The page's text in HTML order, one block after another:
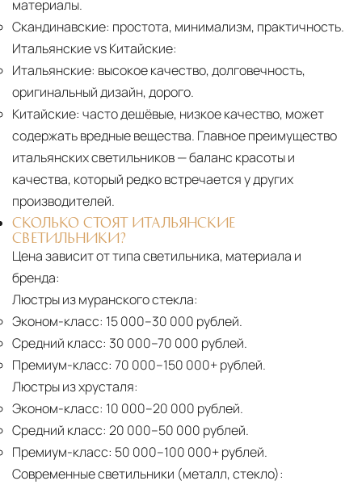
материалы.
Скандинавские: простота, минимализм, практичность.
Итальянские vs Китайские:
Итальянские: высокое качество, долговечность,
оригинальный дизайн, дорого.
Китайские: часто дешёвые, низкое качество, может
содержать вредные вещества. Главное преимущество
итальянских светильников — баланс красоты и
качества, который редко встречается у других
производителей.
СКОЛЬКО СТОЯТ ИТАЛЬЯНСКИЕ
СВЕТИЛЬНИКИ?
Цена зависит от типа светильника, материала и
бренда:
Люстры из муранского стекла:
Эконом-класс: 15 000–30 000 рублей.
Средний класс: 30 000–70 000 рублей.
Премиум-класс: 70 000–150 000+ рублей.
Люстры из хрусталя:
Эконом-класс: 10 000–20 000 рублей.
Средний класс: 20 000–50 000 рублей.
Премиум-класс: 50 000–100 000+ рублей.
Современные светильники (металл, стекло):